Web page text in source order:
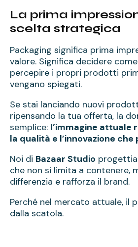
La prima
scelta strategica
Packaging significa prima
valore. Significa decidere
percepire i propri prodotti
vengano spiegati.
Se stai lanciando nuovi
ripensando la tua offerta, la
semplice: l’immagine attuale
la qualità e l’innovazione che
Noi di Bazaar Studio
che non si limita a contenere,
differenzia e rafforza il brand.
Perché nel mercato attuale, il
dalla scatola.